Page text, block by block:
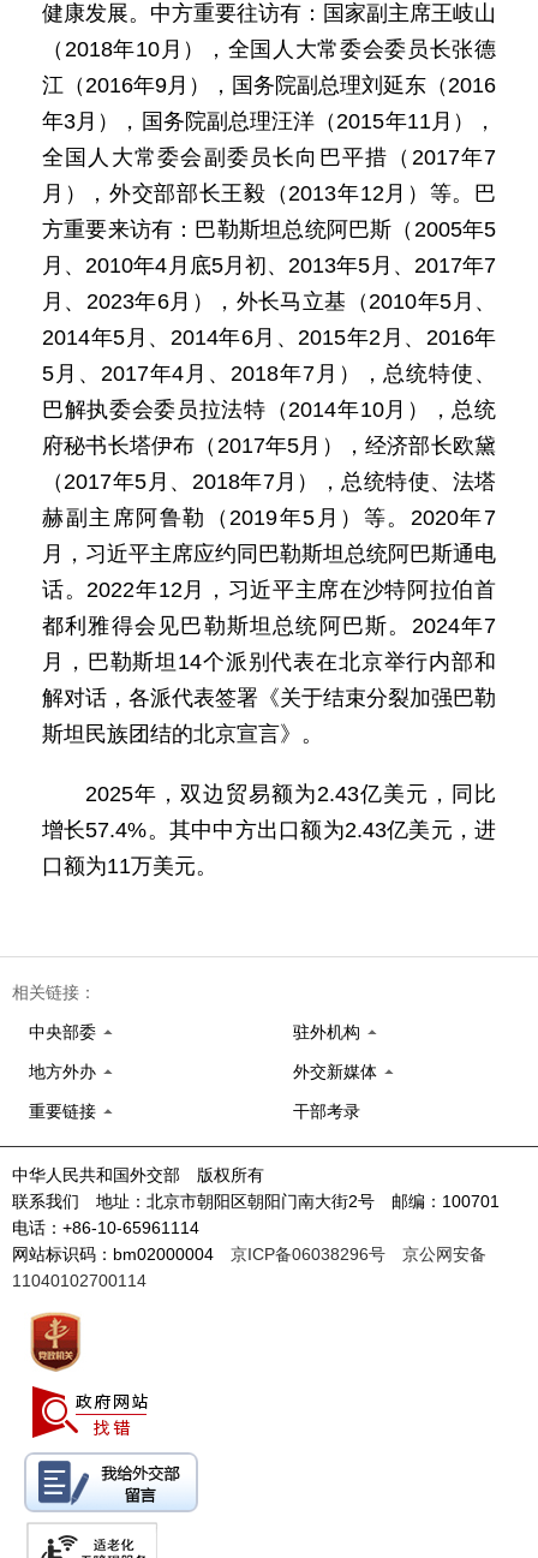
健康发展。中方重要往访有：国家副主席王岐山
（2018年10月），全国人大常委会委员长张德
江（2016年9月），国务院副总理刘延东（2016
年3月），国务院副总理汪洋（2015年11月），
全国人大常委会副委员长向巴平措（2017年7
月），外交部部长王毅（2013年12月）等。巴
方重要来访有：巴勒斯坦总统阿巴斯（2005年5
月、2010年4月底5月初、2013年5月、2017年7
月、2023年6月），外长马立基（2010年5月、
2014年5月、2014年6月、2015年2月、2016年
5月、2017年4月、2018年7月），总统特使、
巴解执委会委员拉法特（2014年10月），总统
府秘书长塔伊布（2017年5月），经济部长欧黛
（2017年5月、2018年7月），总统特使、法塔
赫副主席阿鲁勒（2019年5月）等。2020年7
月，习近平主席应约同巴勒斯坦总统阿巴斯通电
话。2022年12月，习近平主席在沙特阿拉伯首
都利雅得会见巴勒斯坦总统阿巴斯。2024年7
月，巴勒斯坦14个派别代表在北京举行内部和
解对话，各派代表签署《关于结束分裂加强巴勒
斯坦民族团结的北京宣言》。
2025年，双边贸易额为2.43亿美元，同比
增长57.4%。其中中方出口额为2.43亿美元，进
口额为11万美元。
相关链接：
中央部委 驻外机构
地方外办 外交新媒体
重要链接 干部考录
中华人民共和国外交部 版权所有
联系我们 地址：北京市朝阳区朝阳门南大街2号 邮编：100701
电话：+86-10-65961114
网站标识码：bm02000004 京ICP备06038296号
京公网安备
11040102700114